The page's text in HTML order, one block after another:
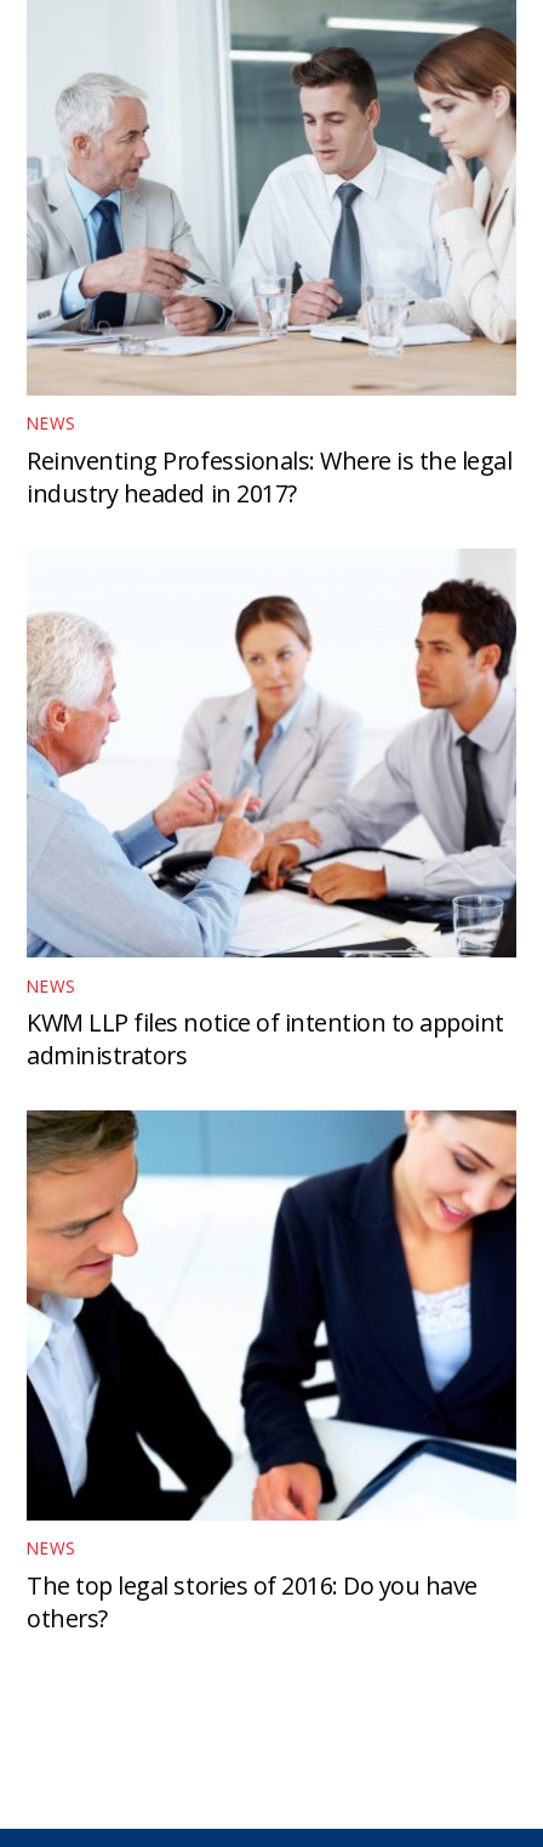
NEWS
Reinventing Professionals: Where is the legal
industry headed in 2017?
NEWS
KWM LLP files notice of intention to appoint
administrators
NEWS
The top legal stories of 2016: Do you have
others?